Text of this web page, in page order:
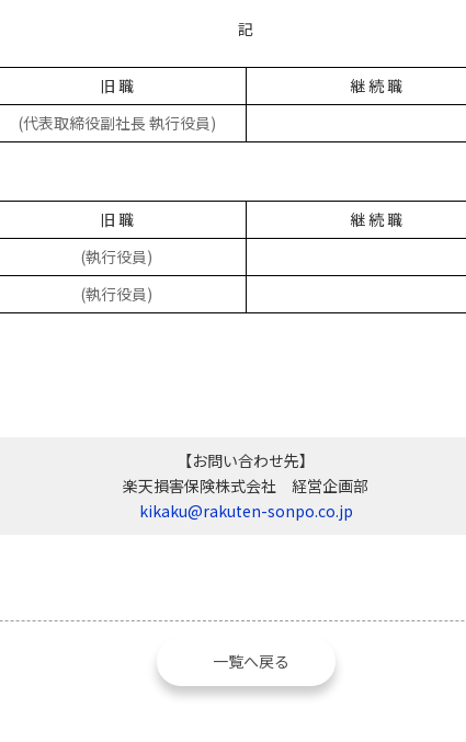
記
旧 職 継 続 職
(代表取締役副社長 執行役員)
旧 職 継 続 職
(執行役員)
(執行役員)
【お問い合わせ先】
楽天損害保険株式会社 経営企画部
kikaku@rakuten-sonpo.co.jp
一覧へ戻る